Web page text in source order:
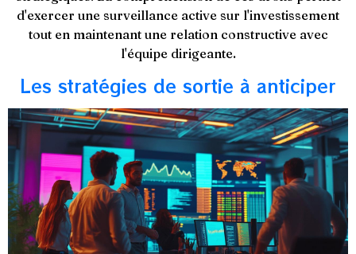
d'exercer une surveillance active sur l'investissement
tout en maintenant une relation constructive avec
l'équipe dirigeante.
Les stratégies de sortie à anticiper